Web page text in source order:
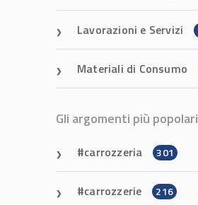
Lavorazioni e Servizi
Materiali di Consumo
Gli argomenti più popolari
carrozzeria 301
carrozzerie 216